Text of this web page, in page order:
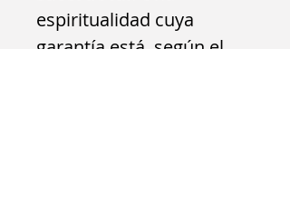
espiritualidad cuya
garantía está, según el